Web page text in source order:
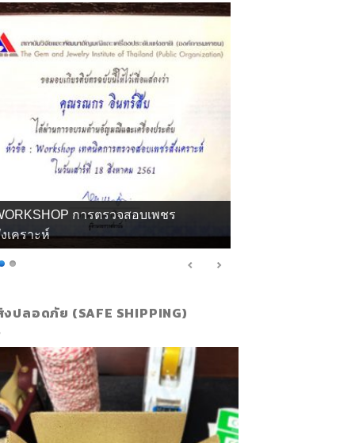
ยรติบัตร จิวลี่ และอัญมณี คุณทิพย์
ปลอดภัย (SAFE SHIPPING)